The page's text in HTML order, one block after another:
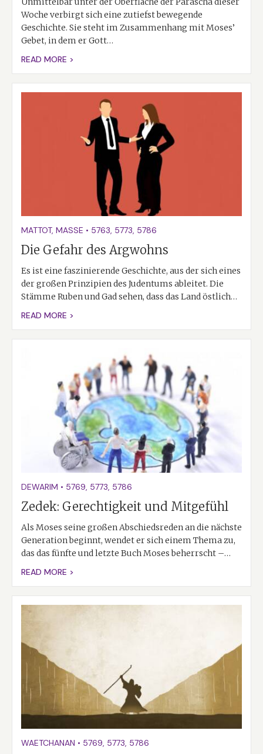
Woche verbirgt sich eine zutiefst bewegende
Geschichte. Sie steht im Zusammenhang mit Moses’
Gebet, in dem er Gott…
READ MORE >
MATTOT, MASSE • 5763, 5773, 5786
Die Gefahr des Argwohns
Es ist eine faszinierende Geschichte, aus der sich eines
der großen Prinzipien des Judentums ableitet. Die
Stämme Ruben und Gad sehen, dass das Land östlich…
READ MORE >
DEWARIM • 5769, 5773, 5786
Zedek: Gerechtigkeit und Mitgefühl
Als Moses seine großen Abschiedsreden an die nächste
Generation beginnt, wendet er sich einem Thema zu,
das das fünfte und letzte Buch Moses beherrscht –…
READ MORE >
WAETCHANAN • 5769, 5773, 5786